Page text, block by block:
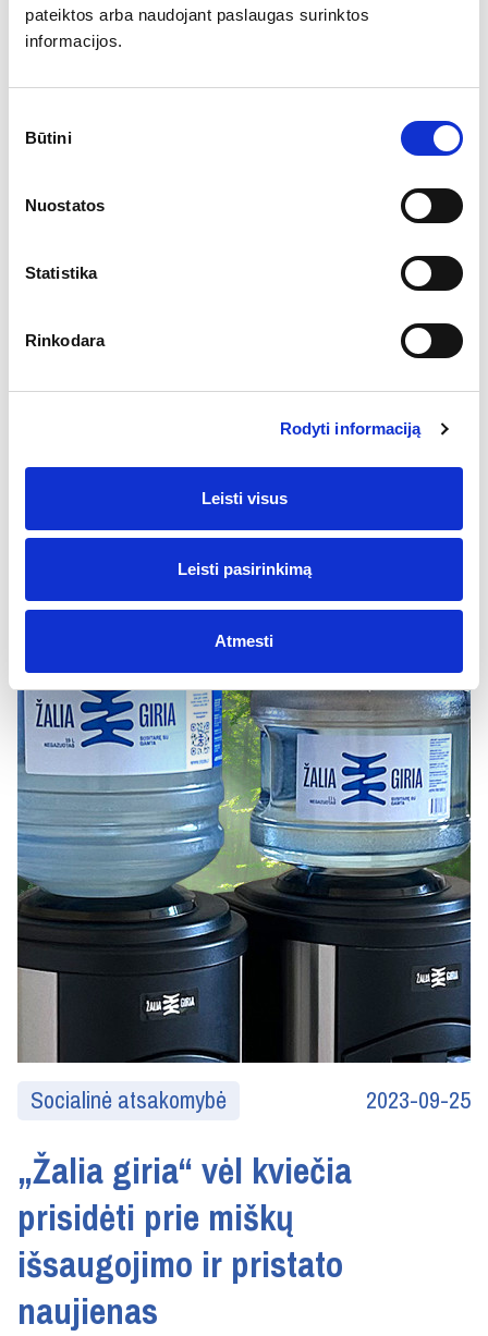
pateiktos arba naudojant paslaugas surinktos
informacijos.
pasirinkimas
Būtini
Nuostatos
Statistika
Rinkodara
Rodyti informaciją
Leisti visus
Leisti pasirinkimą
Atmesti
Futbolo klubas „Žalgiris“ ir
prekės ženklas „Žalia Giria“
pratęsė bendradarbiavimą
Vandens gamykla „Žalia giria“ ir daugkartinis
Lietuvos futbolo čempionas „Žalgiris“ pratęsė
bendradarbiavimo sutartį – vanduo „Žalia
Giria“ dar vienerius metus bus pagrindinis
futbolo klubo vanduo. Futbolo klubas
„Žalgiris“ ir „Žalia Giria“ bendradarbiauja jau
Socialinė atsakomybė 2023-09-25
„Žalia giria“ vėl kviečia
prisidėti prie miškų
išsaugojimo ir pristato
naujienas